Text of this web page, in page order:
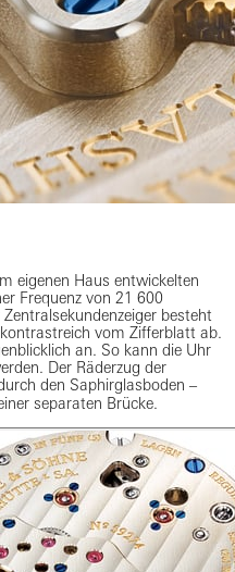
eigenen Haus entwickelten
Frequenz von 21 600
besteht
vom Zifferblatt ab.
an. So kann die Uhr
Der Räderzug der
den Saphirglasboden ‒
separaten Brücke.